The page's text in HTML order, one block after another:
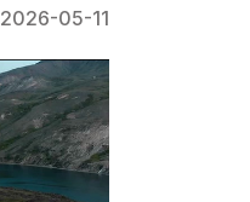
2026-05-11